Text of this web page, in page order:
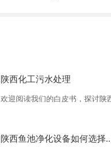
陕西化工污水处理
陕西鱼池净化设备如何选择